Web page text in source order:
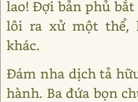
lao! Đợi bản phủ
lôi ra xử một thể,
khác.
Đám nha dịch tả
hành. Ba đứa bọn